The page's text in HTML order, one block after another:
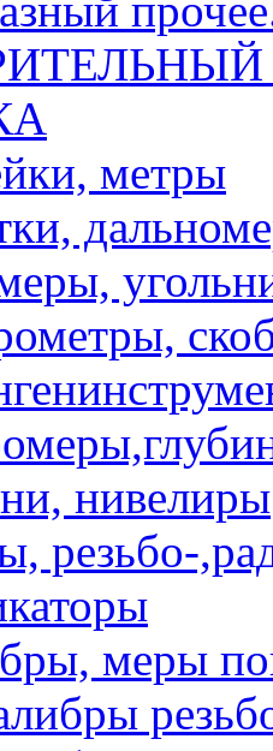
метры
нивелиры
резьбо-
меры